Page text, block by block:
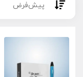
پیش‌فرض